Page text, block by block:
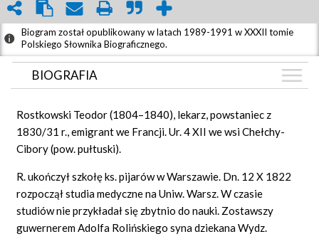
Biogram został opublikowany w latach 1989-1991 w XXXII tomie
Polskiego Słownika Biograficznego.
BIOGRAFIA
ARTYKUŁY (1)
GRAF POWIĄZAŃ
DYSKUSJA
Mapa
Rostkowski Teodor (1804–1840), lekarz, powstaniec z
1830/31 r., emigrant we Francji. Ur. 4 XII we wsi Chełchy-
Cibory (pow. pułtuski).
R. ukończył szkołę ks. pijarów w Warszawie. Dn. 12 X 1822
rozpoczął studia medyczne na Uniw. Warsz. W czasie
studiów nie przykładał się zbytnio do nauki. Zostawszy
guwernerem Adolfa Rolińskiego syna dziekana Wydz.